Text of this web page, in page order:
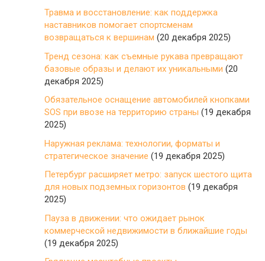
Травма и восстановление: как поддержка
наставников помогает спортсменам
возвращаться к вершинам (20 декабря 2025)
Тренд сезона: как съемные рукава превращают
базовые образы и делают их уникальными (20
декабря 2025)
Обязательное оснащение автомобилей кнопками
SOS при ввозе на территорию страны (19 декабря
2025)
Наружная реклама: технологии, форматы и
стратегическое значение (19 декабря 2025)
Петербург расширяет метро: запуск шестого щита
для новых подземных горизонтов (19 декабря
2025)
Пауза в движении: что ожидает рынок
коммерческой недвижимости в ближайшие годы
(19 декабря 2025)